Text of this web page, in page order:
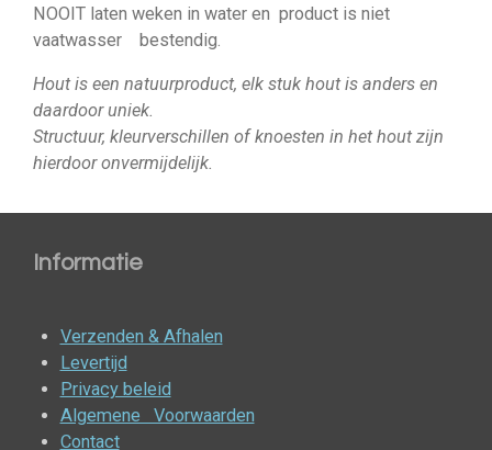
NOOIT laten weken in water en product is niet
vaatwasser bestendig.
Hout is een natuurproduct, elk stuk hout is anders en
daardoor uniek.
Structuur, kleurverschillen of knoesten in het hout zijn
hierdoor onvermijdelijk.
Informatie
Verzenden & Afhalen
Levertijd
Privacy beleid
Algemene Voorwaarden
Contact